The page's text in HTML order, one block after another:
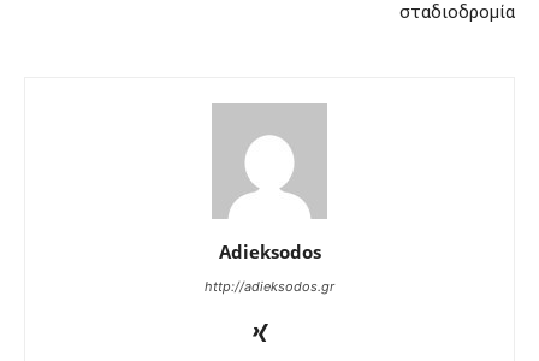
σταδιοδρομία
Adieksodos
http://adieksodos.gr